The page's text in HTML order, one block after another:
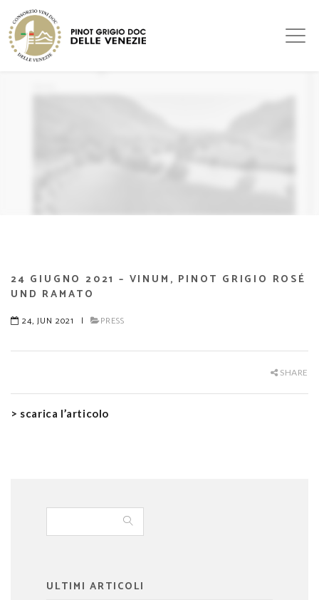
24 GIUGNO 2021 – VINUM, PINOT GRIGIO ROSÉ
UND RAMATO
24, JUN 2021 | PRESS
SHARE
> scarica l’articolo
ULTIMI ARTICOLI